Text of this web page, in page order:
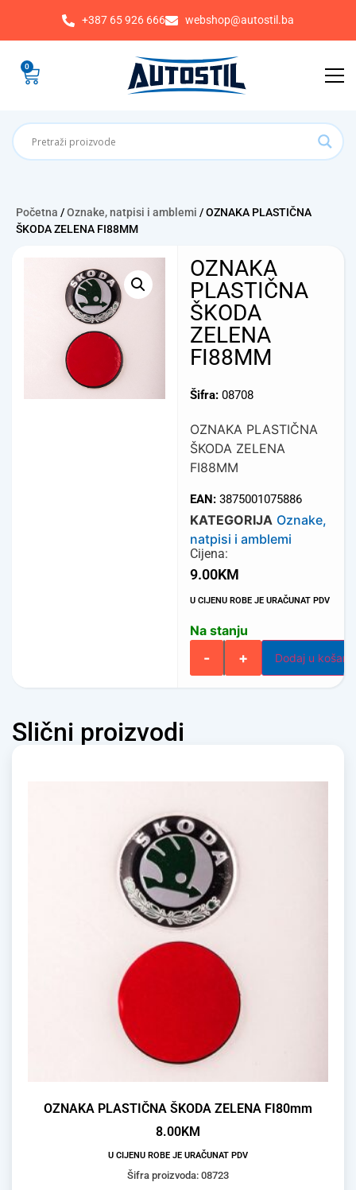
+387 65 926 666 webshop@autostil.ba
0
Početna /Oznake, natpisi i amblemi / OZNAKA PLASTIČNA
ŠKODA ZELENA FI88MM
OZNAKA
PLASTIČNA
ŠKODA
ZELENA
FI88MM
Šifra:08708
OZNAKA PLASTIČNA
ŠKODA ZELENA
FI88MM
EAN:3875001075886
KATEGORIJA Oznake,
natpisi i amblemi
Cijena:
9.00KM
U CIJENU ROBE JE URAČUNAT PDV
Na stanju
- + Dodaj u
Slični proizvodi
OZNAKA PLASTIČNA ŠKODA ZELENA FI80mm
8.00KM
U CIJENU ROBE JE URAČUNAT PDV
Šifra proizvoda: 08723